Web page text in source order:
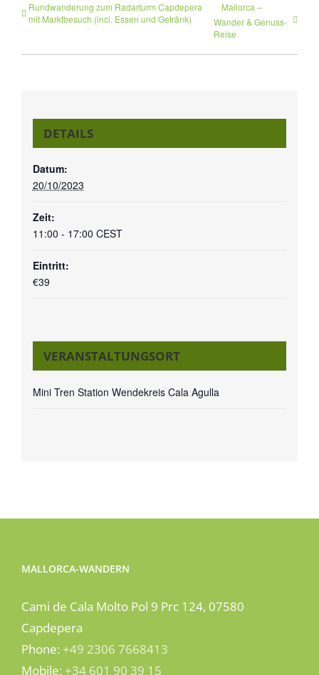
Rundwanderung zum Radarturm Capdepera
mit Marktbesuch (incl. Essen und Getränk)
Mallorca –
Wander & Genuss-
Reise
DETAILS
Datum:
20/10/2023
Zeit:
11:00 - 17:00 CEST
Eintritt:
€39
VERANSTALTUNGSORT
Mini Tren Station Wendekreis Cala Agulla
MALLORCA-WANDERN
Cami de Cala Molto Pol 9 Prc 124, 07580
Capdepera
Phone: +49 2306 7668413
Mobile: +34 601 90 39 15